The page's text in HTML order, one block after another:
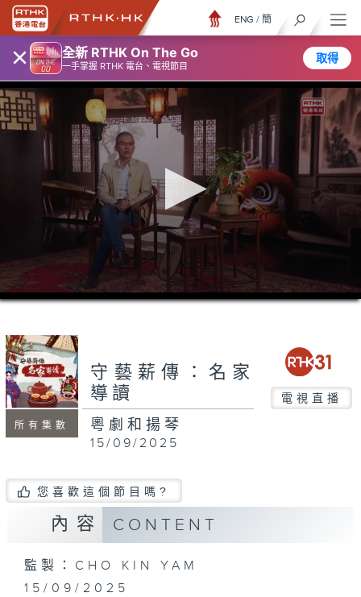
× 全新 RTHK On The Go
一手掌握 RTHK 電台、電視節目
取得
ENG / 簡
0
seconds
minutes,
6
seconds
所有集數
守藝薪傳：名家
導讀
電視直播
粵劇和揚琴
15/09/2025
您喜歡這個節目嗎?
內容 CONTENT
監製：CHO KIN YAM
15/09/2025